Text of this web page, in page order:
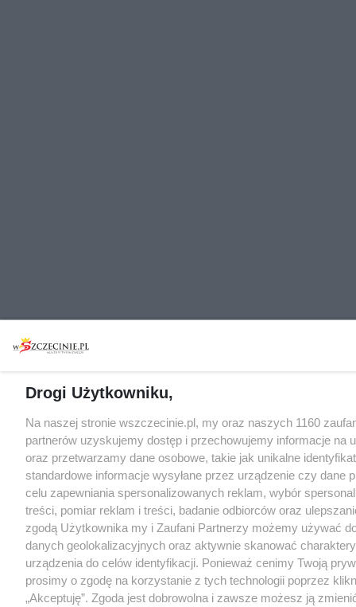
Drogi Użytkowniku,
Na naszej stronie wszczecinie.pl, my oraz naszych 1160
partnerów uzyskujemy dostęp i przechowujemy informacje na
oraz przetwarzamy dane osobowe, takie jak unikalne
standardowe informacje wysyłane przez urządzenie czy dane
celu zapewniania spersonalizowanych reklam, wybór
treści, pomiar reklam i treści, badanie odbiorców oraz
zgodą Użytkownika my i Zaufani Partnerzy możemy używać
danych geolokalizacyjnych oraz aktywnie skanować
urządzenia do celów identyfikacji. Ponieważ cenimy Twoją
prosimy o zgodę na korzystanie z tych technologii poprzez
„Akceptuję”. Zgoda jest dobrowolna i zawsze możesz ją